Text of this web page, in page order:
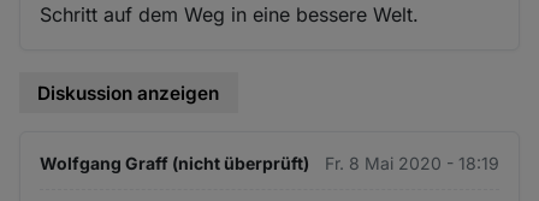
Schritt auf dem Weg in eine bessere Welt.
Diskussion anzeigen
Wolfgang Graff (nicht überprüft) Fr. 8 Mai 2020 - 18:19